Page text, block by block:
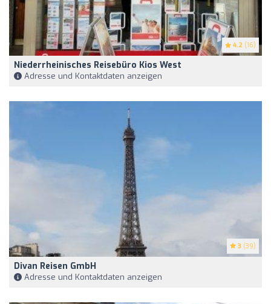
4.2 (16)
Niederrheinisches Reisebüro Kios West
Adresse und Kontaktdaten anzeigen
3 (39)
Divan Reisen GmbH
Adresse und Kontaktdaten anzeigen